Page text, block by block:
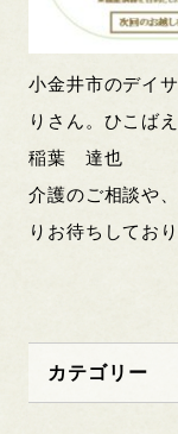
小金井市のデイ
りさん。ひこばえ
稲葉 達也
介護のご相談や
りお待ちしており
カテゴリー